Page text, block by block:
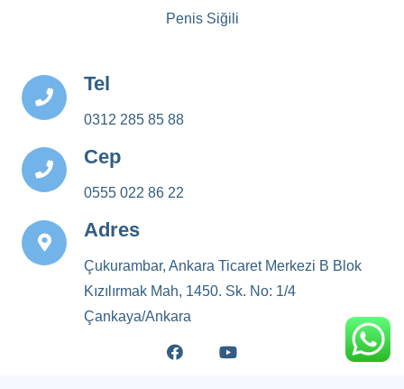
Penis Siğili
Tel
0312 285 85 88
Cep
0555 022 86 22
Adres
Çukurambar, Ankara Ticaret Merkezi B Blok
Kızılırmak Mah, 1450. Sk. No: 1/4
Çankaya/Ankara